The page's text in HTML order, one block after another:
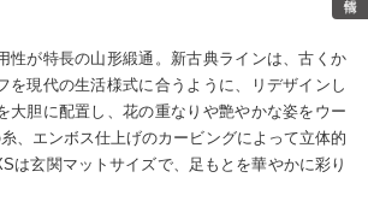
性が特長の山形緞通。新古典ラインは、古くか
を現代の生活様式に合うように、リデザインし
大胆に配置し、花の重なりや艶やかな姿をウー
、エンボス仕上げのカービングによって立体的
は玄関マットサイズで、足もとを華やかに彩り